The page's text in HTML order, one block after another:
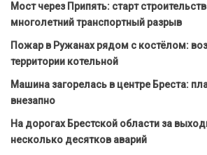
Мост через Припять: старт
многолетний транспортный разрыв
Пожар в Ружанах рядом с костёлом:
территории котельной
Машина загорелась в центре Бреста:
внезапно
На дорогах Брестской области за
несколько десятков аварий